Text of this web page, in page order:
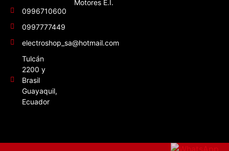
0996710600
0997777449
electroshop_sa@hotmail.com
Tulcán
2200 y
Brasil
Guayaquil,
Ecuador
Motores E.I.